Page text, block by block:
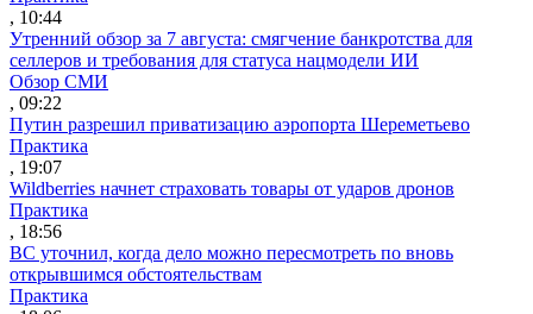
, 10:44
Утренний обзор за 7 августа: смягчение банкротства для
селлеров и требования для статуса нацмодели ИИ
Обзор СМИ
, 09:22
Путин разрешил приватизацию аэропорта Шереметьево
Практика
, 19:07
Wildberries начнет страховать товары от ударов дронов
Практика
, 18:56
ВС уточнил, когда дело можно пересмотреть по вновь
открывшимся обстоятельствам
Практика